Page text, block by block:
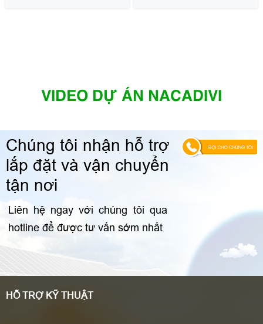
VIDEO DỰ ÁN NACADIVI
Chúng tôi nhận hỗ trợ
lắp đặt và vận chuyển
tận nơi
Liên hệ ngay với chúng tôi qua
hotline để được tư vấn sớm nhất
HỖ TRỢ KỸ THUẬT